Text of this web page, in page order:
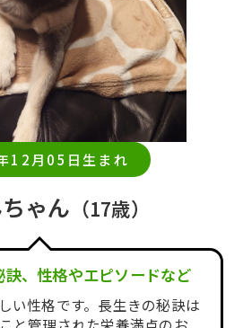
12月05日生まれ
ゃん （17歳）
、性格やエピソードなど
い性格です。長生きの秘訣は